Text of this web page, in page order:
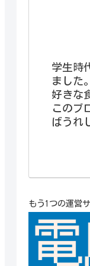
学生時
ました。
好きな
このブ
ばうれ
もう1つの運営